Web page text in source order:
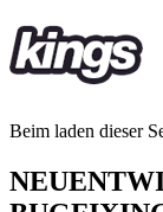
Beim laden dieser